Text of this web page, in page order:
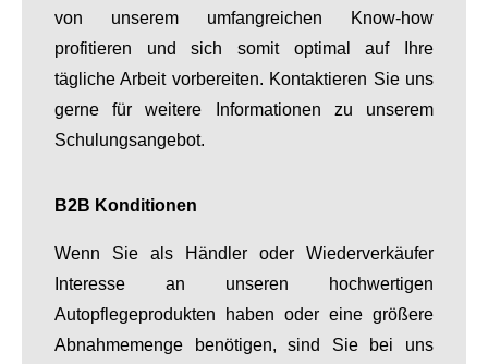
von unserem umfangreichen Know-how
profitieren und sich somit optimal auf Ihre
tägliche Arbeit vorbereiten. Kontaktieren Sie uns
gerne für weitere Informationen zu unserem
Schulungsangebot.
B2B Konditionen
Wenn Sie als Händler oder Wiederverkäufer
Interesse an unseren hochwertigen
Autopflegeprodukten haben oder eine größere
Abnahmemenge benötigen, sind Sie bei uns